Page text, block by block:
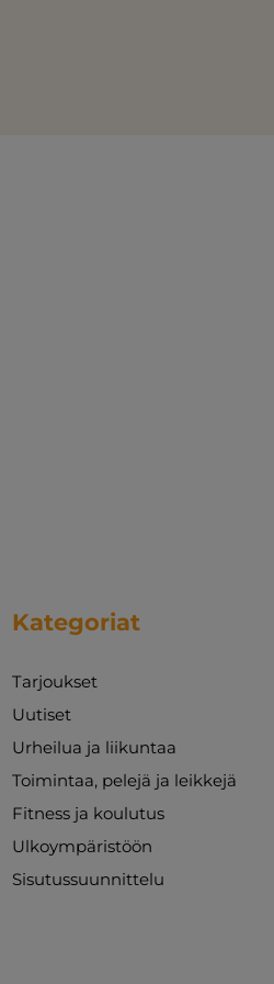
Kategoriat
Tarjoukset
Uutiset
Urheilua ja liikuntaa
Toimintaa, pelejä ja leikkejä
Fitness ja koulutus
Ulkoympäristöön
Sisutussuunnittelu